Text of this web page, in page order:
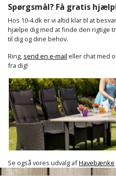
Spånsuger
Stiftepistol
Stiksav
Stiksavsklinge
Støvblæser
Støvsugertilbehør
og
Spørgsmål? Få gratis
Hos 10-4.dk er vi altid klar til at
hjælpe dig med at finde den rigtige
til dig og dine behov.
Ring, send en e-mail eller chat med
fra dig!
Se også vores udvalg afHavebænke